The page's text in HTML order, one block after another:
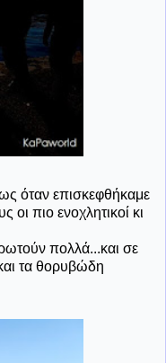
όταν επισκεφθήκαμε
οι πιο ενοχλητικοί κι
πολλά...και σε
τα θορυβώδη